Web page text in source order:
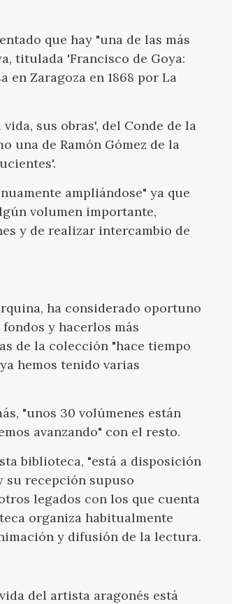
que hay "una de las más
titulada 'Francisco de Goya:
en Zaragoza en 1868 por La
sus obras', del Conde de la
una de Ramón Gómez de la
ampliándose" ya que
volumen importante,
y de realizar intercambio de
ha considerado oportuno
y hacerlos más
de la colección "hace tiempo
hemos tenido varias
"unos 30 volúmenes están
avanzando" con el resto.
biblioteca, "está a disposición
su recepción supuso
legados con los que cuenta
organiza habitualmente
y difusión de la lectura.
del artista aragonés está